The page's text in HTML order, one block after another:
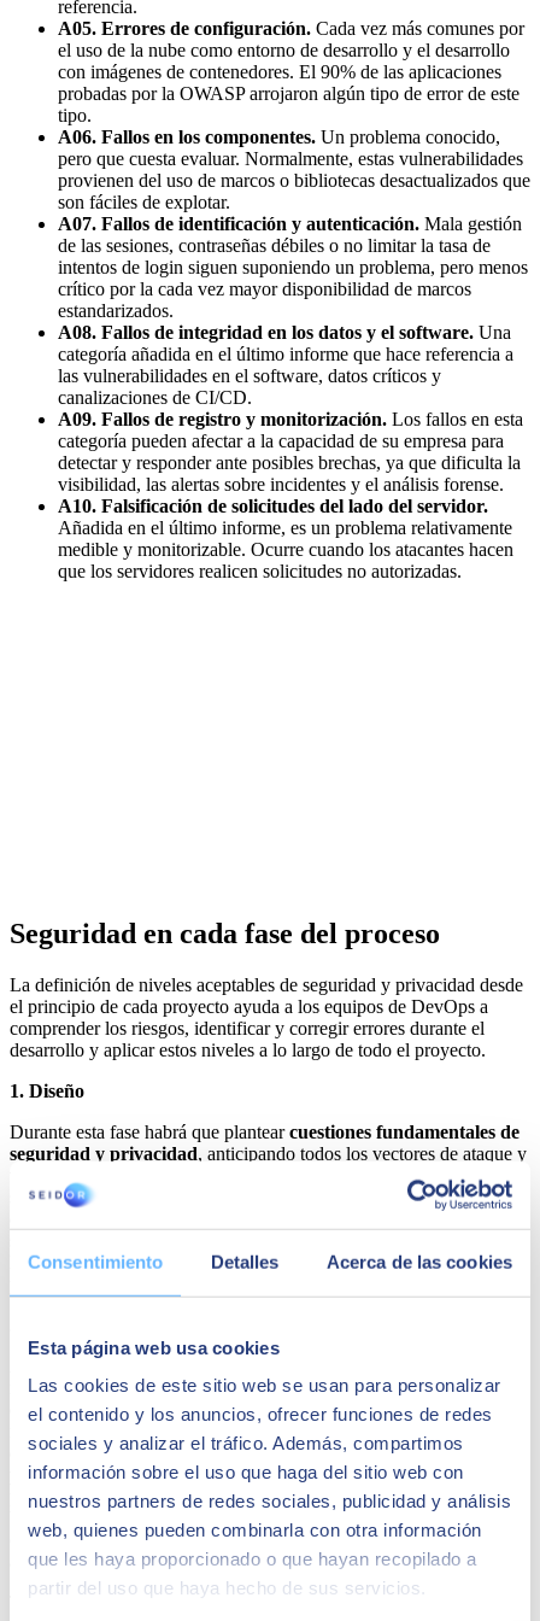
Consentimiento Detalles Acerca de las cookies
Esta página web usa cookies
Las cookies de este sitio web se usan para personalizar
el contenido y los anuncios, ofrecer funciones de redes
sociales y analizar el tráfico. Además, compartimos
información sobre el uso que haga del sitio web con
nuestros partners de redes sociales, publicidad y análisis
web, quienes pueden combinarla con otra información
que les haya proporcionado o que hayan recopilado a
partir del uso que haya hecho de sus servicios.
referencia.
A05. Errores de configuración. Cada vez más comunes por
el uso de la nube como entorno de desarrollo y el desarrollo
con imágenes de contenedores. El 90% de las aplicaciones
probadas por la OWASP arrojaron algún tipo de error de este
tipo.
A06. Fallos en los componentes. Un problema conocido,
pero que cuesta evaluar. Normalmente, estas vulnerabilidades
provienen del uso de marcos o bibliotecas desactualizados que
son fáciles de explotar.
A07. Fallos de identificación y autenticación. Mala gestión
de las sesiones, contraseñas débiles o no limitar la tasa de
intentos de login siguen suponiendo un problema, pero menos
crítico por la cada vez mayor disponibilidad de marcos
estandarizados.
A08. Fallos de integridad en los datos y el software. Una
categoría añadida en el último informe que hace referencia a
las vulnerabilidades en el software, datos críticos y
canalizaciones de CI/CD.
A09. Fallos de registro y monitorización. Los fallos en esta
categoría pueden afectar a la capacidad de su empresa para
detectar y responder ante posibles brechas, ya que dificulta la
visibilidad, las alertas sobre incidentes y el análisis forense.
A10. Falsificación de solicitudes del lado del servidor.
Añadida en el último informe, es un problema relativamente
medible y monitorizable. Ocurre cuando los atacantes hacen
que los servidores realicen solicitudes no autorizadas.
Seguridad en cada fase del proceso
La definición de niveles aceptables de seguridad y privacidad desde
el principio de cada proyecto ayuda a los equipos de DevOps a
comprender los riesgos, identificar y corregir errores durante el
desarrollo y aplicar estos niveles a lo largo de todo el proyecto.
1. Diseño
Durante esta fase habrá que plantearcuestiones fundamentales de
seguridad y privacidad, anticipando todos los vectores de ataque y
vulnerabilidades. La definición de los niveles aceptables de
seguridad y privacidad al principio de un proyecto ayuda a un
los niveles adecuados de seguridad y privacidad a lo largo de todo el
revisionespara aumentar la calidad general y reducir el riesgo de
errores. El análisis de código fuente es un elemento clave en la
revisión de código estático para encontrar posibles vulnerabilidades
en el código que no se está ejecutando, Asimismo, será necesario
prevenir los ataquespor inyección con la validación de entradas
para evitar que los datos con formato incorrecto se conserven en la
base de datos o desencadenen errores en otros componentes. La
codificación de salidas proporciona defensas por niveles para
aumentar la seguridad del sistema como un todo.
También será esencial separar los datos de producción, y no